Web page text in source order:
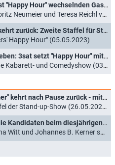
"Takeover": Till Reiners überlässt "Happy Hour" wechselnden Gast-Hosts
Teresa Reichl vertreten Reiners (06.05.2026)
Zweite Staffel für Stand-up-Show
Happy Hour" (05.05.2023)
Nach Pufpaff-Wechsel zu ProSieben: 3sat setzt "Happy Hour" mit neuem Moderator fort
und Comedyshow (03.02.2022)
nach Pause zurück - mit festem Moderator
der Stand-up-Show (26.05.2026)
"Wer wird Millionär?": Das sind die Kandidaten beim diesjährigen Prominenten-Special
B. Kerner spielen um die Million (01.11.2025)